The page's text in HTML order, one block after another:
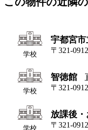
学校
宇都宮
〒321-
学校
智徳館
〒321-
学校
放課後
〒321-